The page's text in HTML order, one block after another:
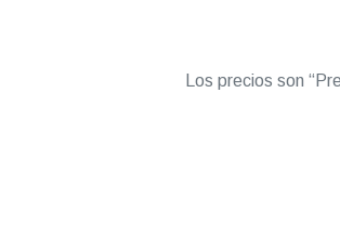
Los precios son